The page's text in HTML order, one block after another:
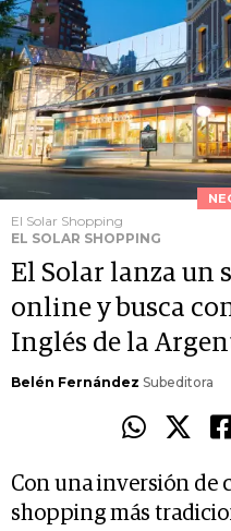
El Solar Shopping
EL SOLAR SHOPPING
El Solar lanza un
online y busca
Inglés de la
Belén Fernández Subeditora
Con una inversión de
shopping más